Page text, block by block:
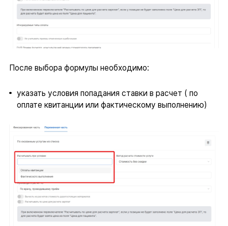
После выбора формулы необходимо:
указать условия попадания ставки в расчет ( по
оплате квитанции или фактическому выполнению)